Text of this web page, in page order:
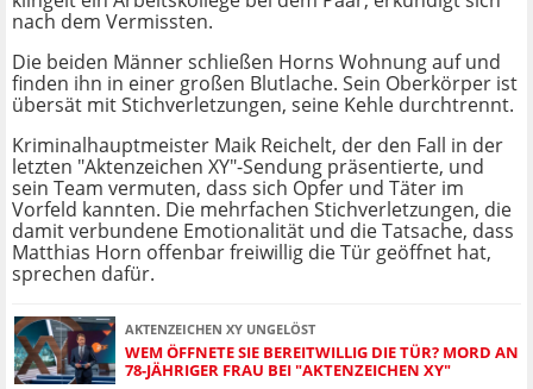
nach dem Vermissten.
Die beiden Männer schließen Horns Wohnung auf und
finden ihn in einer großen Blutlache. Sein Oberkörper ist
übersät mit Stichverletzungen, seine Kehle durchtrennt.
Kriminalhauptmeister Maik Reichelt, der den Fall in der
letzten "Aktenzeichen XY"-Sendung präsentierte, und
sein Team vermuten, dass sich Opfer und Täter im
Vorfeld kannten. Die mehrfachen Stichverletzungen, die
damit verbundene Emotionalität und die Tatsache, dass
Matthias Horn offenbar freiwillig die Tür geöffnet hat,
sprechen dafür.
AKTENZEICHEN XY UNGELÖST
WEM ÖFFNETE SIE BEREITWILLIG DIE TÜR? MORD AN
78-JÄHRIGER FRAU BEI "AKTENZEICHEN XY"